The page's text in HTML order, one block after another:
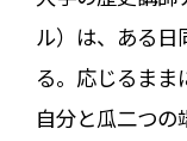
ル）は、ある
る。応じるまま
自分と瓜二つの